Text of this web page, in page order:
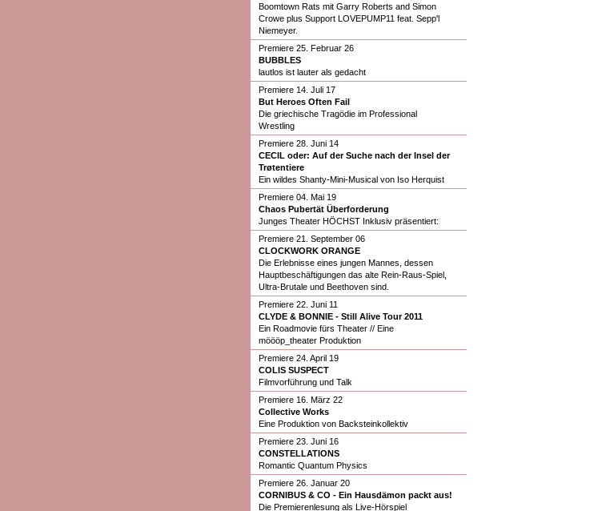
Boomtown Rats mit Garry Roberts and Simon
Crowe plus Support LOVEPUMP11 feat. Sepp'l
Niemeyer.
Premiere 25. Februar 26
BUBBLES
lautlos ist lauter als gedacht
Premiere 14. Juli 17
But Heroes Often Fail
Die griechische Tragödie im Professional
Wrestling
Premiere 28. Juni 14
CECIL oder: Auf der Suche nach der Insel der
Trøtentiere
Ein wildes Shanty-Mini-Musical von Iso Herquist
Premiere 04. Mai 19
Chaos Pubertät Überforderung
Junges Theater HÖCHST Inklusiv präsentiert:
Premiere 21. September 06
CLOCKWORK ORANGE
Die Erlebnisse eines jungen Mannes, dessen
Hauptbeschäftigungen das alte Rein-Raus-Spiel,
Ultra-Brutale und Beethoven sind.
Premiere 22. Juni 11
CLYDE & BONNIE - Still Alive Tour 2011
Ein Roadmovie fürs Theater // Eine
möööp_theater Produktion
Premiere 24. April 19
COLIS SUSPECT
Filmvorführung und Talk
Premiere 16. März 22
Collective Works
Eine Produktion von Backsteinkollektiv
Premiere 23. Juni 16
CONSTELLATIONS
Romantic Quantum Physics
Premiere 26. Januar 20
CORNIBUS & CO - Ein Hausdämon packt aus!
Die Premierenlesung als Live-Hörspiel